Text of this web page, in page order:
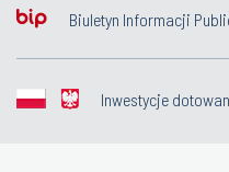
Biuletyn Informacji
Inwestycje